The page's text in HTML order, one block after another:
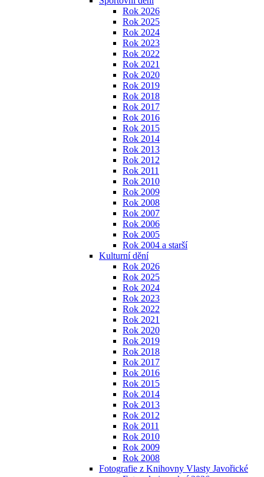
Rok 2026
Rok 2025
Rok 2024
Rok 2023
Rok 2022
Rok 2021
Rok 2020
Rok 2019
Rok 2018
Rok 2017
Rok 2016
Rok 2015
Rok 2014
Rok 2013
Rok 2012
Rok 2011
Rok 2010
Rok 2009
Rok 2008
Rok 2007
Rok 2006
Rok 2005
Rok 2004 a starší
Kulturní dění
Rok 2026
Rok 2025
Rok 2024
Rok 2023
Rok 2022
Rok 2021
Rok 2020
Rok 2019
Rok 2018
Rok 2017
Rok 2016
Rok 2015
Rok 2014
Rok 2013
Rok 2012
Rok 2011
Rok 2010
Rok 2009
Rok 2008
Fotografie z Knihovny Vlasty Javořické